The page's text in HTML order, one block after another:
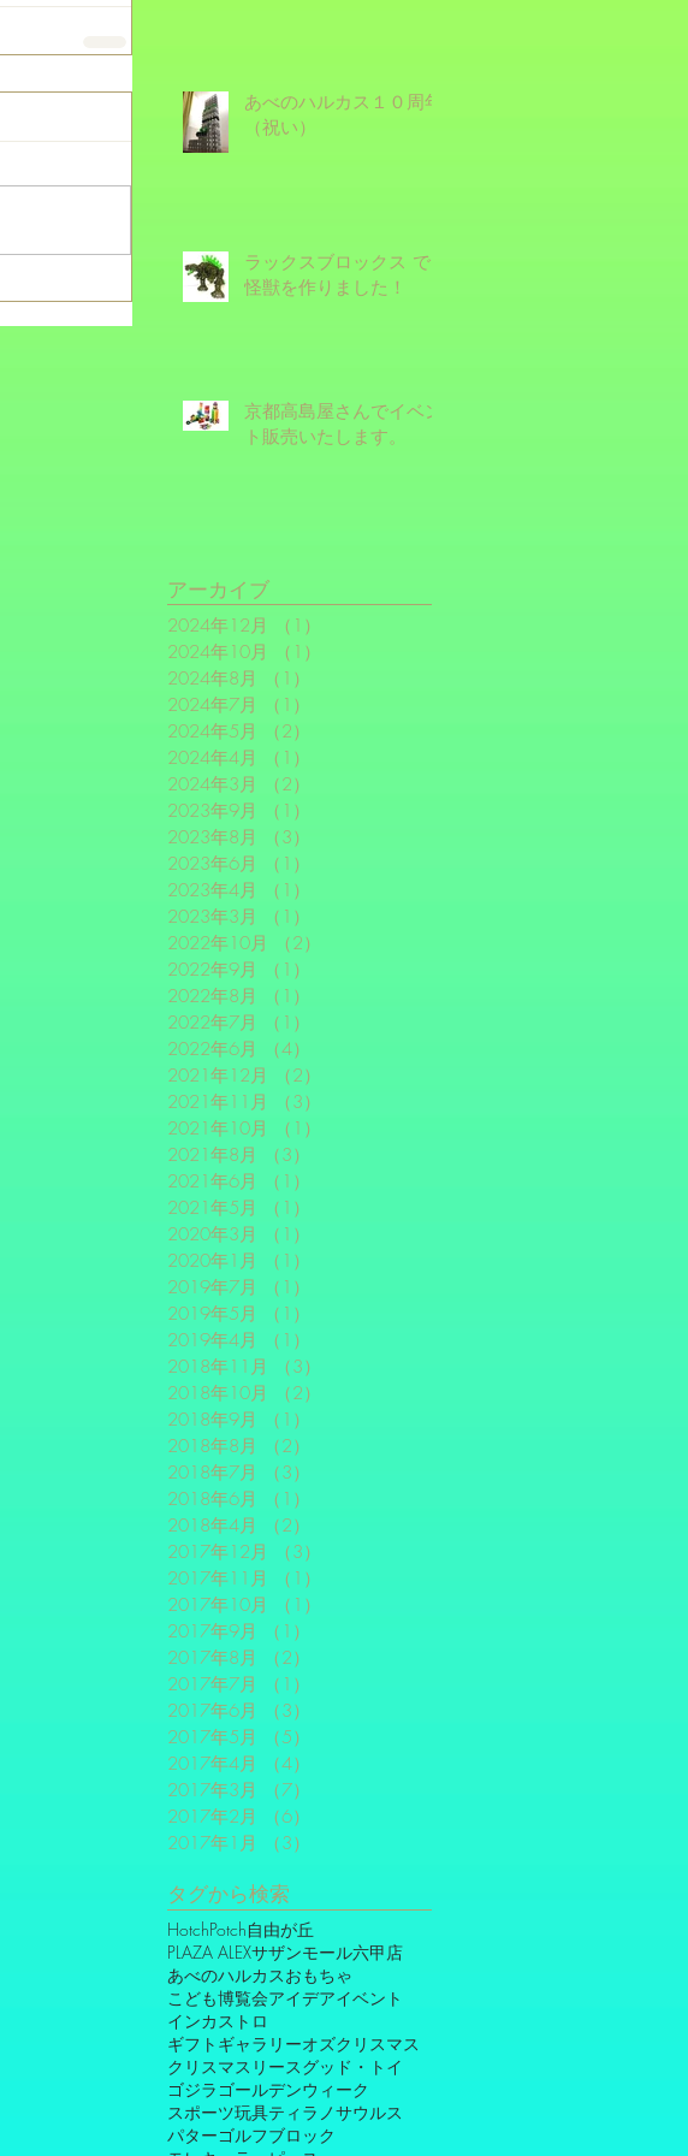
あべのハルカス１０周年
（祝い）
ラックスブロックス で
怪獣を作りました！
京都高島屋さんでイベン
ト販売いたします。
アーカイブ
2024年12月 （1）
2024年10月
（1）
2024年8月
（1）
2024年7月
（1）
2024年5月
（2）
2024年4月
（1）
2024年3月
（2）
2023年9月
（1）
2023年8月
（3）
2023年6月
（1）
2023年4月
（1）
2023年3月
（1）
2022年10月
（2）
2022年9月
（1）
2022年8月
（1）
2022年7月
（1）
2022年6月
（4）
2021年12月
（2）
2021年11月
（3）
2021年10月
（1）
2021年8月
（3）
2021年6月
（1）
2021年5月
（1）
2020年3月
（1）
2020年1月
（1）
2019年7月
（1）
2019年5月
（1）
2019年4月
（1）
2018年11月
（3）
2018年10月
（2）
2018年9月
（1）
2018年8月
（2）
2018年7月
（3）
2018年6月
（1）
2018年4月
（2）
2017年12月
（3）
2017年11月
（1）
2017年10月
（1）
2017年9月
（1）
2017年8月
（2）
2017年7月
（1）
2017年6月
（3）
2017年5月
（5）
2017年4月
（4）
2017年3月
（7）
2017年2月
（6）
2017年1月
（3）
タグから検索
HotchPotch自由が丘
PLAZA ALEXサザンモール六甲店
あべのハルカスおもちゃ
こども博覧会アイデアイベント
インカストロ
ギフトギャラリーオズクリスマス
クリスマスリースグッド・トイ
ゴジラゴールデンウィーク
スポーツ玩具ティラノサウルス
パターゴルフブロック